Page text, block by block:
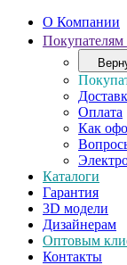
О Компании
Покупателям
Оплата
Как
Каталоги
Гарантия
3D модели
Дизайнерам
Оптовым
Контакты